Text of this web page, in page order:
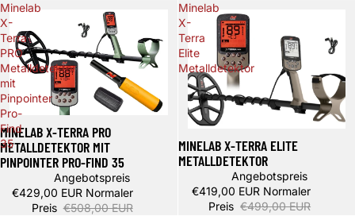
Minelab
X-
Terra
PRO
Metalldetektor
mit
Pinpointer
Pro-
Find
35
Ausverkauft
MINELAB X-TERRA PRO
METALLDETEKTOR MIT
PINPOINTER PRO-FIND 35
Angebotspreis
€429,00 EUR Normaler
Preis €508,00 EUR
Minelab
X-
Terra
Elite
Metalldetektor
MINELAB X-TERRA ELITE
METALLDETEKTOR
Angebotspreis
€419,00 EUR Normaler
Preis €499,00 EUR